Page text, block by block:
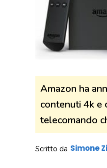
Amazon ha
contenuti 4k e
telecomando
Scritto da Simone